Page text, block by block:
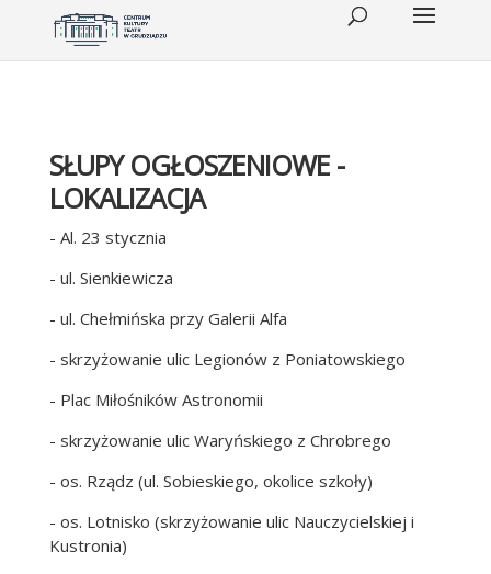
SŁUPY OGŁOSZENIOWE -
LOKALIZACJA
- Al. 23 stycznia
- ul. Sienkiewicza
- ul. Chełmińska przy Galerii Alfa
- skrzyżowanie ulic Legionów z Poniatowskiego
- Plac Miłośników Astronomii
- skrzyżowanie ulic Waryńskiego z Chrobrego
- os. Rządz (ul. Sobieskiego, okolice szkoły)
- os. Lotnisko (skrzyżowanie ulic Nauczycielskiej i
Kustronia)